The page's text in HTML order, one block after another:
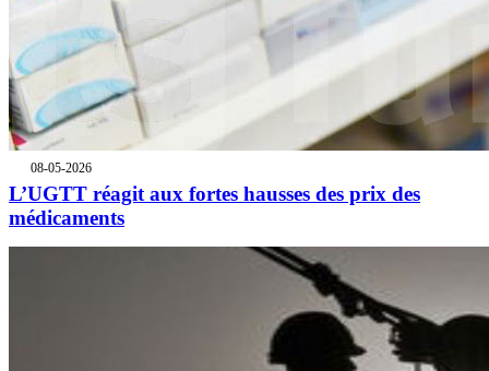
08-05-2026
L’UGTT réagit aux fortes hausses des prix des
médicaments